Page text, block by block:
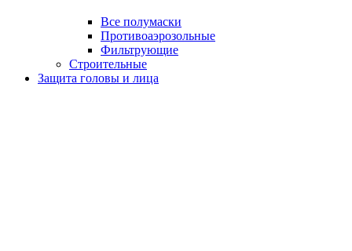
Все полумаски
Противоаэрозольные
Фильтрующие
Строительные
Защита головы и лица